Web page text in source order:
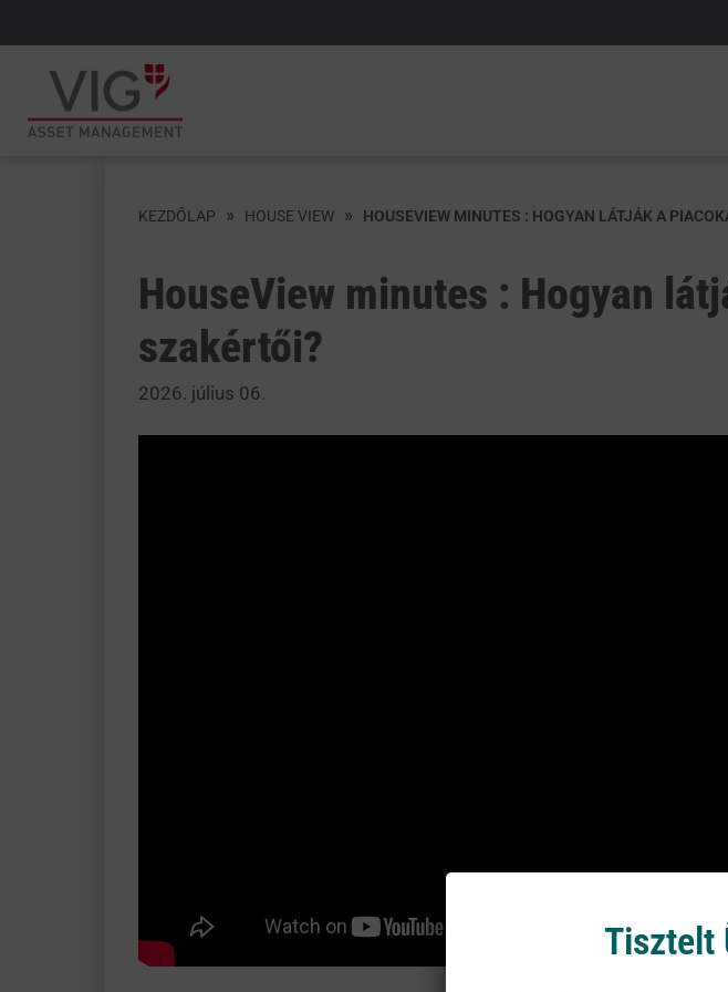
KEZDŐLAP » HOUSE VIEW » HOUSEVIEW MINUTES : HOGYAN LÁTJÁK A
HouseView minutes : Hogyan
szakértői?
2026. július 06.
Tisztelt